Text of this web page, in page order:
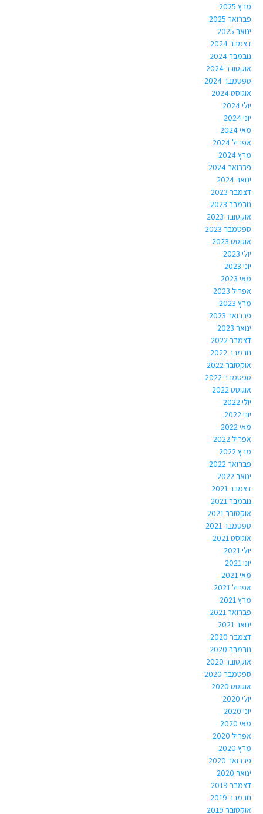
מרץ 2025
פברואר 2025
ינואר 2025
דצמבר 2024
נובמבר 2024
אוקטובר 2024
ספטמבר 2024
אוגוסט 2024
יולי 2024
יוני 2024
מאי 2024
אפריל 2024
מרץ 2024
פברואר 2024
ינואר 2024
דצמבר 2023
נובמבר 2023
אוקטובר 2023
ספטמבר 2023
אוגוסט 2023
יולי 2023
יוני 2023
מאי 2023
אפריל 2023
מרץ 2023
פברואר 2023
ינואר 2023
דצמבר 2022
נובמבר 2022
אוקטובר 2022
ספטמבר 2022
אוגוסט 2022
יולי 2022
יוני 2022
מאי 2022
אפריל 2022
מרץ 2022
פברואר 2022
ינואר 2022
דצמבר 2021
נובמבר 2021
אוקטובר 2021
ספטמבר 2021
אוגוסט 2021
יולי 2021
יוני 2021
מאי 2021
אפריל 2021
מרץ 2021
פברואר 2021
ינואר 2021
דצמבר 2020
נובמבר 2020
אוקטובר 2020
ספטמבר 2020
אוגוסט 2020
יולי 2020
יוני 2020
מאי 2020
אפריל 2020
מרץ 2020
פברואר 2020
ינואר 2020
דצמבר 2019
נובמבר 2019
אוקטובר 2019